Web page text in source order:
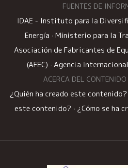
FUENTES DE
IDAE - Instituto para la
Energía · Ministerio para la
Asociación de Fabricantes de
(AFEC) · Agencia
ACERCA DEL CONTENIDO
¿Quién ha creado este contenido?
este contenido? · ¿Cómo se ha